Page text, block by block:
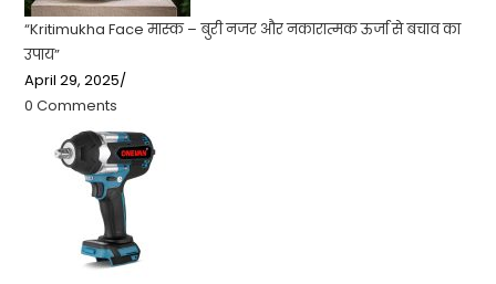
“Kritimukha Face मास्क – बुरी नजर और नकारात्मक ऊर्जा से बचाव का
उपाय”
April 29, 2025/
0 Comments